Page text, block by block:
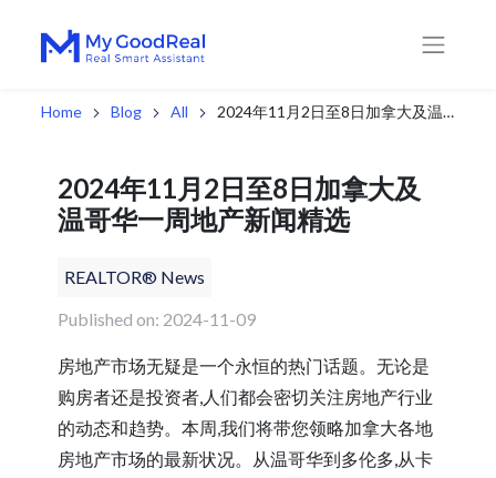
Home Blog All 2024年11月2日至8日加拿大及温哥华一周地产新闻精选
2024年11月2日至8日加拿大及
温哥华一周地产新闻精选
REALTOR® News
Published on: 2024-11-09
房地产市场无疑是一个永恒的热门话题。无论是
购房者还是投资者,人们都会密切关注房地产行业
的动态和趋势。本周,我们将带您领略加拿大各地
房地产市场的最新状况。从温哥华到多伦多,从卡